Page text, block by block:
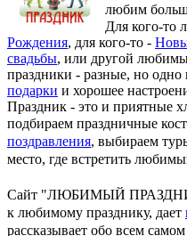
любим
Для кого-то
Рождения, для кого-то -
свадьбы, или другой
праздники - разные, но одно
подарки и хорошее
Праздник - это и приятные
подбираем праздничные
поздравления, выбираем
место, где встретить
Сайт "ЛЮБИМЫЙ ПРАЗДНИК"
к любимому празднику, дает
рассказывает обо всем